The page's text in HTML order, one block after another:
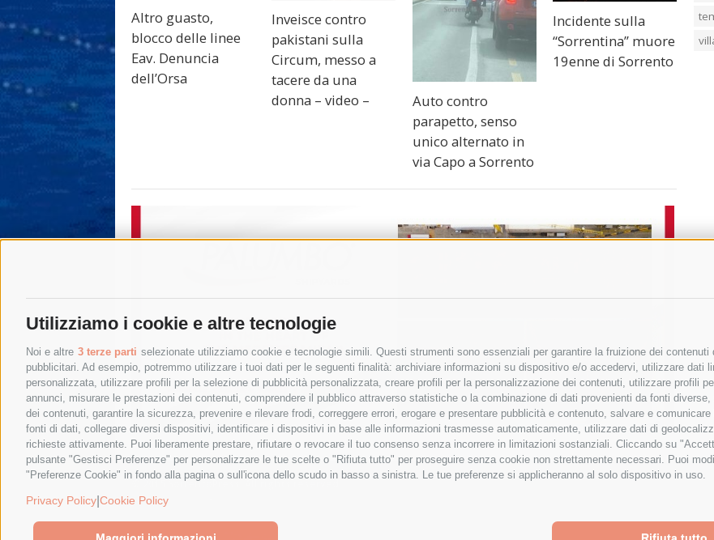
Utilizziamo i cookie e altre tecnologie
Noi e altre 3 terze parti selezionate utilizziamo cookie e tecnologie simili. Questi strumenti sono essenziali per garantire la fruizione dei
pubblicitari. Ad esempio, potremmo utilizzare i tuoi dati per le seguenti finalità: archiviare informazioni su dispositivo e/o accedervi, utilizzare dati
personalizzata, utilizzare profili per la selezione di pubblicità personalizzata, creare profili per la personalizzazione dei contenuti, utilizzare profili
annunci, misurare le prestazioni dei contenuti, comprendere il pubblico attraverso statistiche o la combinazione di dati provenienti da fonti
dei contenuti, garantire la sicurezza, prevenire e rilevare frodi, correggere errori, erogare e presentare pubblicità e contenuto, salvare e
fonti di dati, collegare diversi dispositivi, identificare i dispositivi in base alle informazioni trasmesse automaticamente, utilizzare dati di
richieste attivamente. Puoi liberamente prestare, rifiutare o revocare il tuo consenso senza incorrere in limitazioni sostanziali. Cliccando su
pulsante "Gestisci Preferenze" per personalizzare le tue scelte o "Rifiuta tutto" per proseguire senza cookie non strettamente necessari. Puoi
"Preferenze Cookie" in fondo alla pagina o sull'icona dello scudo in basso a sinistra. Le tue preferenze si applicheranno al solo dispositivo in uso.
Privacy Policy Cookie Policy
Altro guasto,
blocco delle linee
Eav. Denuncia
dell’Orsa
Inveisce contro
pakistani sulla
Circum, messo a
tacere da una
donna – video –
Auto contro
parapetto, senso
unico alternato in
via Capo a Sorrento
Incidente sulla
“Sorrentina” muore
19enne di Sorrento
© 2015 SorrentoPress. All rights reserved.
Privacy policy